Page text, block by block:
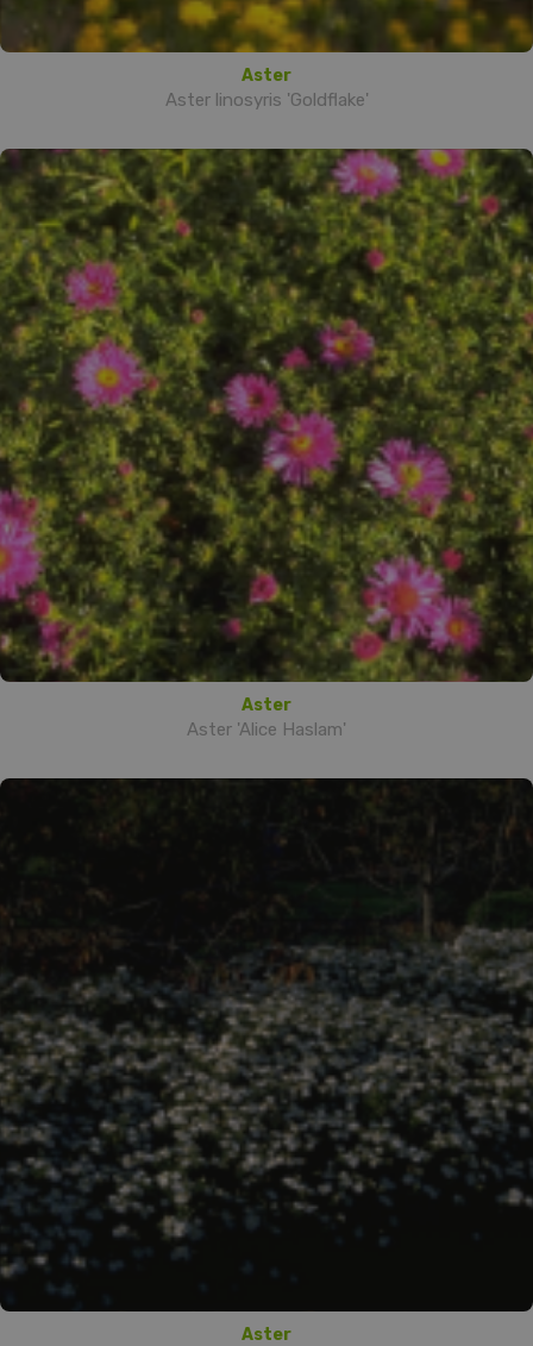
Aster
Aster linosyris 'Goldflake'
Aster
Aster 'Alice Haslam'
Aster